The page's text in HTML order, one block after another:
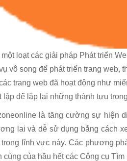
loạt các giải pháp Phát triển
vô song để phát triển trang web,
trang web đã hoạt động như
lập để lặp lại những thành tựu
là tăng cường sự hiện
lai và dễ sử dụng bằng cách
lĩnh vực này. Các phương
cùng của hầu hết các Công cụ Tìm